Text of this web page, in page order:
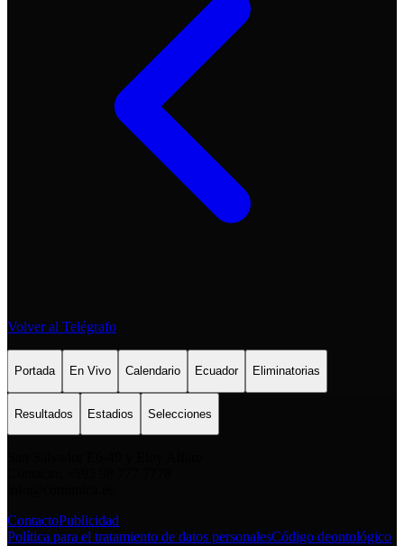
Volver al Telégrafo
Portada En Vivo Calendario Ecuador Eliminatorias
Resultados Estadios Selecciones
ContactoPublicidad
Política para el tratamiento de datos personalesCódigo deontológico